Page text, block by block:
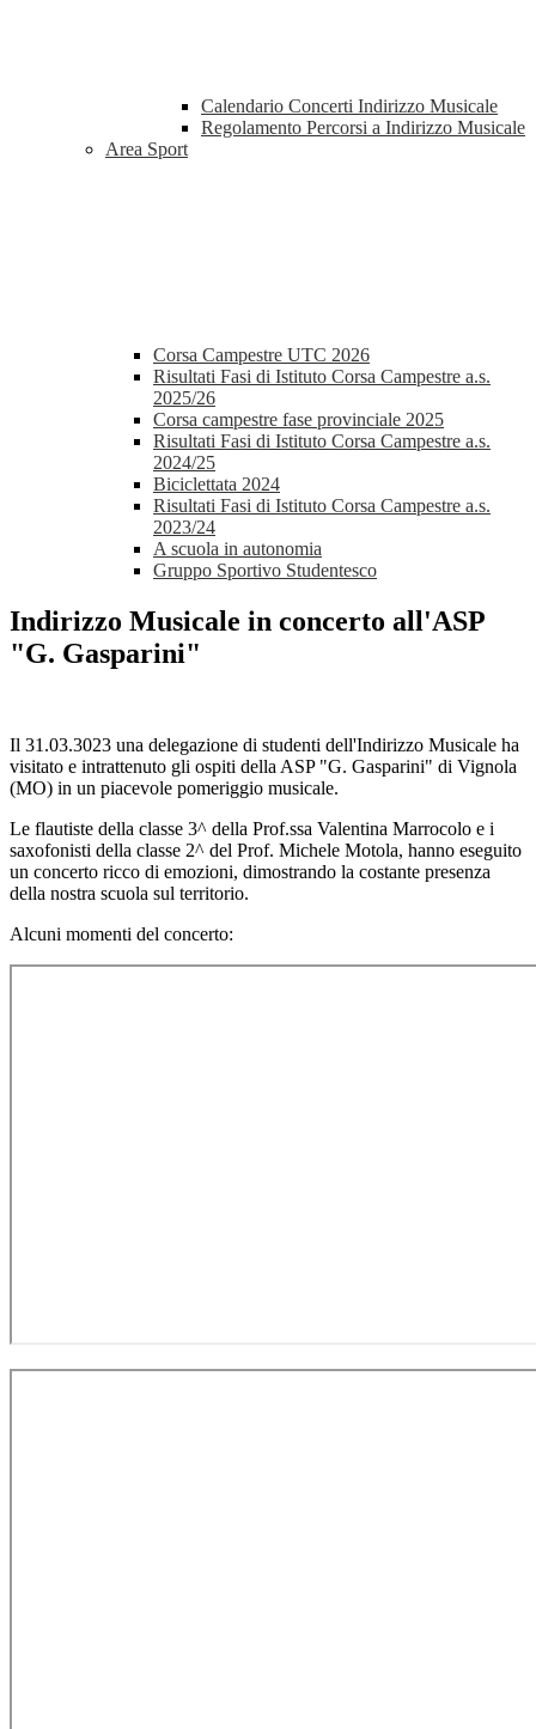
Calendario Concerti Indirizzo Musicale
Regolamento Percorsi a Indirizzo Musicale
Area Sport
Corsa Campestre UTC 2026
Risultati Fasi di Istituto Corsa Campestre a.s.
2025/26
Corsa campestre fase provinciale 2025
Risultati Fasi di Istituto Corsa Campestre a.s.
2024/25
Biciclettata 2024
Risultati Fasi di Istituto Corsa Campestre a.s.
2023/24
A scuola in autonomia
Gruppo Sportivo Studentesco
Indirizzo Musicale in concerto all'ASP
"G. Gasparini"
Il 31.03.3023 una delegazione di studenti dell'Indirizzo Musicale ha
visitato e intrattenuto gli ospiti della ASP "G. Gasparini" di Vignola
(MO) in un piacevole pomeriggio musicale.
Le flautiste della classe 3^ della Prof.ssa Valentina Marrocolo e i
saxofonisti della classe 2^ del Prof. Michele Motola, hanno eseguito
un concerto ricco di emozioni, dimostrando la costante presenza
della nostra scuola sul territorio.
Alcuni momenti del concerto: